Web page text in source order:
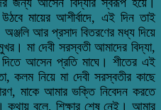
মায়ের আশীর্বাদে, এই দিন তাই
আর প্রসাদ বিতরণের মধ্য দিয়ে
মা দেবী সরস্বতী আমাদের বিদ্যা,
দিতে আসেন প্রতি মাঘে। শীতের এই
কলম নিয়ে মা দেবী সরস্বতীর কাছে
মাকে আমার ভক্তি নিবেদন করতে
কথায় বলে, শিক্ষার শেষ নেই। আমার